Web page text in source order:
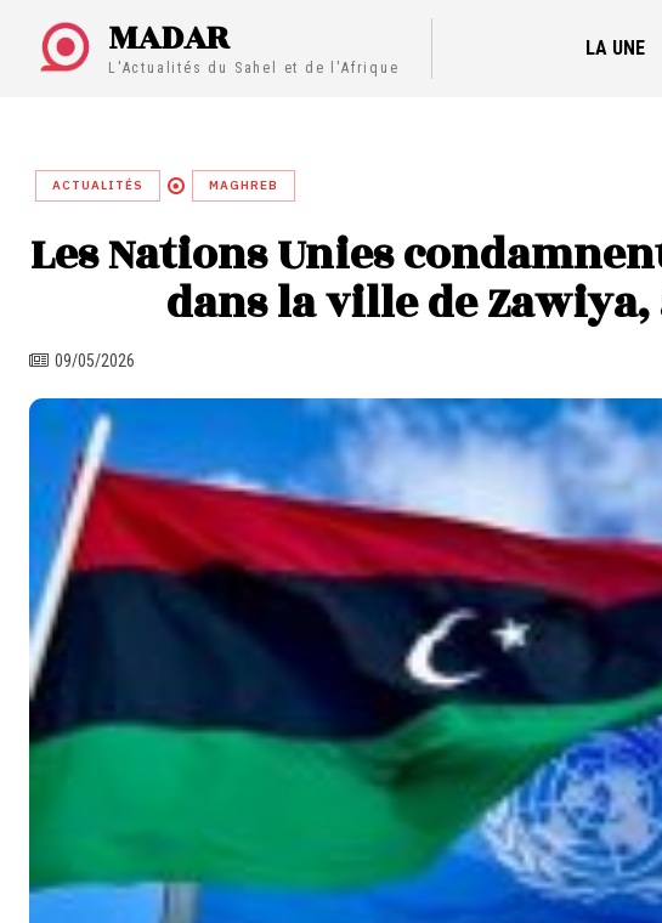
MADAR
L'Actualités du Sahel et de l'Afrique
LA UNE
ACTUALITÉS MAGHREB
Les Nations Unies
dans la ville de Zawiya,
09/05/2026